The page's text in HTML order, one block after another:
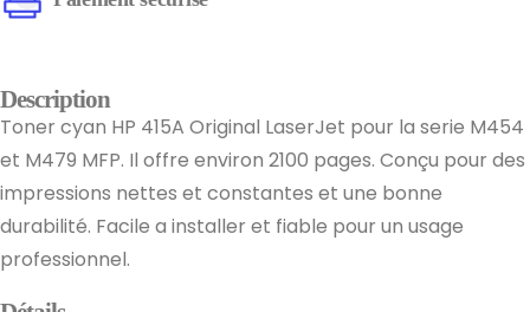
Description
Toner cyan HP 415A Original LaserJet pour la serie M454
et M479 MFP. Il offre environ 2100 pages. Conçu pour des
impressions nettes et constantes et une bonne
durabilité. Facile a installer et fiable pour un usage
professionnel.